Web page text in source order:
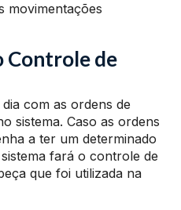
movimentações
Controle de
com as ordens de
sistema. Caso as ordens
a ter um determinado
fará o controle de
que foi utilizada na